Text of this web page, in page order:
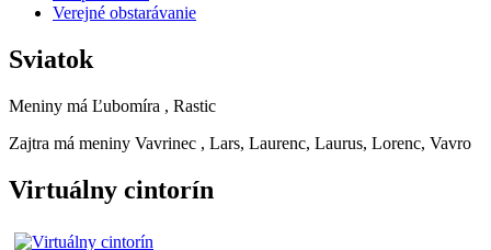
Verejné obstarávanie
Sviatok
Meniny má Ľubomíra , Rastic
Zajtra má meniny Vavrinec , Lars, Laurenc, Laurus, Lorenc, Vavro
Virtuálny cintorín